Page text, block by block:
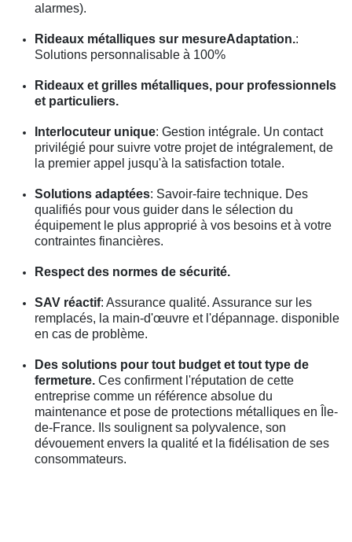
alarmes).
Rideaux métalliques sur mesureAdaptation.:
Solutions personnalisable à 100%
Rideaux et grilles métalliques, pour professionnels
et particuliers.
Interlocuteur unique: Gestion intégrale. Un contact
privilégié pour suivre votre projet de intégralement, de
la premier appel jusqu'à la satisfaction totale.
Solutions adaptées: Savoir-faire technique. Des
qualifiés pour vous guider dans le sélection du
équipement le plus approprié à vos besoins et à votre
contraintes financières.
Respect des normes de sécurité.
SAV réactif: Assurance qualité. Assurance sur les
remplacés, la main-d'œuvre et l'dépannage. disponible
en cas de problème.
Des solutions pour tout budget et tout type de
fermeture. Ces confirment l'réputation de cette
entreprise comme un référence absolue du
maintenance et pose de protections métalliques en Île-
de-France. Ils soulignent sa polyvalence, son
dévouement envers la qualité et la fidélisation de ses
consommateurs.